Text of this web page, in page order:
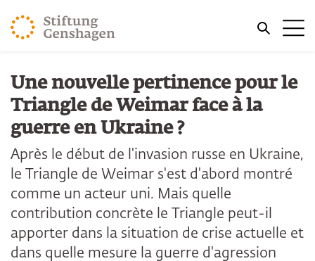
REVENIR AU CONTENU PRINCIPAL
REVENIR À LA RECHERCHE
Une nouvelle pertinence pour le
Triangle de Weimar face à la
guerre en Ukraine ?
Après le début de l'invasion russe en Ukraine,
le Triangle de Weimar s'est d'abord montré
comme un acteur uni. Mais quelle
contribution concrète le Triangle peut-il
apporter dans la situation de crise actuelle et
dans quelle mesure la guerre d'agression